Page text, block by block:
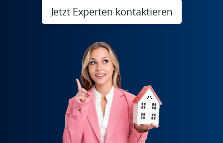
Jetzt Experten kontaktieren